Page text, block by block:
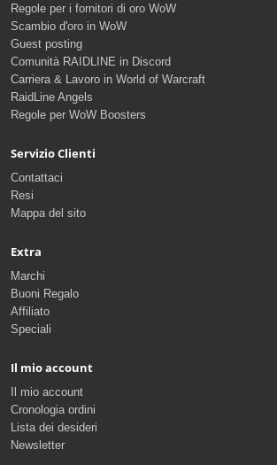
Regole per i fornitori di oro WoW
Scambio d'oro in WoW
Guest posting
Comunità RAIDLINE in Discord
Carriera & Lavoro in World of Warcraft
RaidLine Angels
Regole per WoW Boosters
Servizio Clienti
Contattaci
Resi
Mappa del sito
Extra
Marchi
Buoni Regalo
Affiliato
Speciali
Il mio account
Il mio account
Cronologia ordini
Lista dei desideri
Newsletter